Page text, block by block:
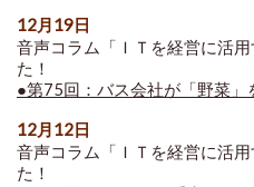
12月19日
音声コラム「ＩＴを経営に活
た！
●第75回：バス会社が「野菜」
12月12日
音声コラム「ＩＴを経営に活
た！